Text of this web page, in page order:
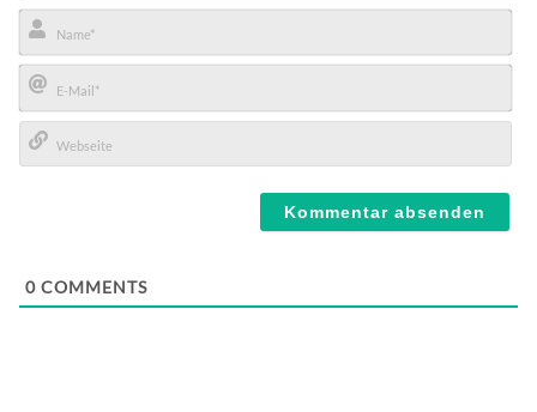
Name*
E-
Mail*
0 COMMENTS